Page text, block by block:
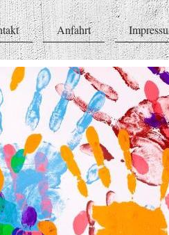
Anfahrt